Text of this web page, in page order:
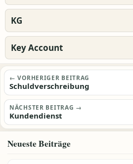
KG
Key Account
Beitragsnavigation
← VORHERIGER BEITRAG
Schuldverschreibung
NÄCHSTER BEITRAG →
Kundendienst
Neueste Beiträge